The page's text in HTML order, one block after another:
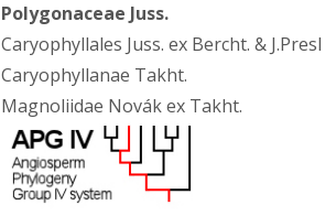
Polygonaceae Juss.
Caryophyllales Juss. ex Bercht. & J.Presl
Caryophyllanae Takht.
Magnoliidae Novák ex Takht.